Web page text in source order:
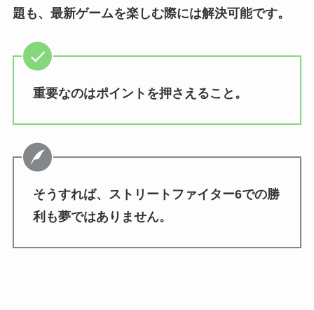
題も、最新ゲームを楽しむ際には解決可能です。
重要なのはポイントを押さえること。
そうすれば、ストリートファイター6での勝
利も夢ではありません。